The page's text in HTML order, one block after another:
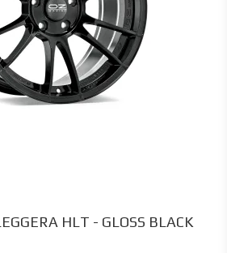
HLT - GLOSS BLACK